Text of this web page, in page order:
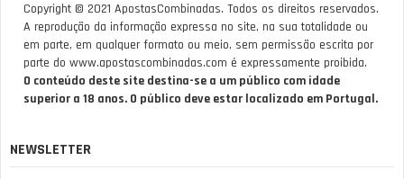
Copyright © 2021 ApostasCombinadas. Todos os direitos reservados.
A reprodução da informação expressa no site, na sua totalidade ou
em parte, em qualquer formato ou meio, sem permissão escrita por
parte do www.apostascombinadas.com é expressamente proibida.
O conteúdo deste site destina-se a um público com idade
superior a 18 anos. O público deve estar localizado em Portugal.
NEWSLETTER